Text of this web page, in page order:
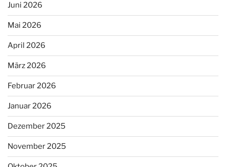
Juni 2026
Mai 2026
April 2026
März 2026
Februar 2026
Januar 2026
Dezember 2025
November 2025